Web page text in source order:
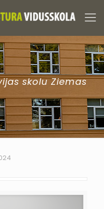
skolu Ziemas